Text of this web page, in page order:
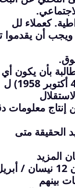
.
كعملاء لل
ويجب أن يقدموا
.
بأن يكون
معلومات
المزيد
بينهم